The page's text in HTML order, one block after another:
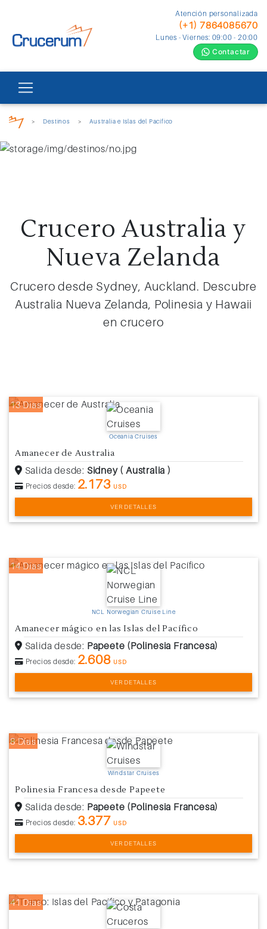
Atención personalizada
(+1) 7864085670
Lunes - Viernes: 09:00 - 20:00
Contactar
> Destinos > Australia e Islas del Pacífico
Crucero Australia y
Nueva Zelanda
Crucero desde Sydney, Auckland. Descubre
Australia Nueva Zelanda, Polinesia y Hawaii
en crucero
13 Días
Oceania Cruises
Amanecer de Australia
Salida desde: Sidney ( Australia )
Precios desde: 2.173 USD
VER DETALLES
14 Días
NCL Norwegian Cruise Line
Amanecer mágico en las Islas del Pacífico
Salida desde: Papeete (Polinesia Francesa)
Precios desde: 2.608 USD
VER DETALLES
8 Días
Windstar Cruises
Polinesia Francesa desde Papeete
Salida desde: Papeete (Polinesia Francesa)
Precios desde: 3.377 USD
VER DETALLES
41 Días